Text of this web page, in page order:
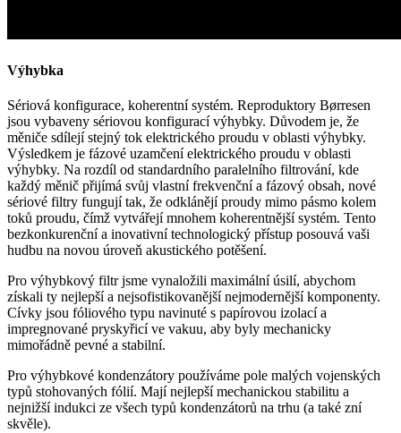
Výhybka
Sériová konfigurace, koherentní systém. Reproduktory Børresen
jsou vybaveny sériovou konfigurací výhybky. Důvodem je, že
měniče sdílejí stejný tok elektrického proudu v oblasti výhybky.
Výsledkem je fázové uzamčení elektrického proudu v oblasti
výhybky. Na rozdíl od standardního paralelního filtrování, kde
každý měnič přijímá svůj vlastní frekvenční a fázový obsah, nové
sériové filtry fungují tak, že odklánějí proudy mimo pásmo kolem
toků proudu, čímž vytvářejí mnohem koherentnější systém. Tento
bezkonkurenční a inovativní technologický přístup posouvá vaši
hudbu na novou úroveň akustického potěšení.
Pro výhybkový filtr jsme vynaložili maximální úsilí, abychom
získali ty nejlepší a nejsofistikovanější nejmodernější komponenty.
Cívky jsou fóliového typu navinuté s papírovou izolací a
impregnované pryskyřicí ve vakuu, aby byly mechanicky
mimořádně pevné a stabilní.
Pro výhybkové kondenzátory používáme pole malých vojenských
typů stohovaných fólií. Mají nejlepší mechanickou stabilitu a
nejnižší indukci ze všech typů kondenzátorů na trhu (a také zní
skvěle).